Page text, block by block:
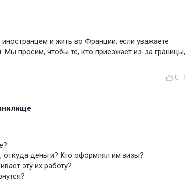
и жить во Франции, если уважаете
Мы просим, чтобы те, кто приезжает из-за границы,
0
откуда деньги? Кто оформлял им визы?
эту их работу?